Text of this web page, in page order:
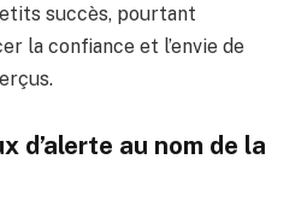
succès, pourtant
la confiance et l’envie de
d’alerte au nom de la